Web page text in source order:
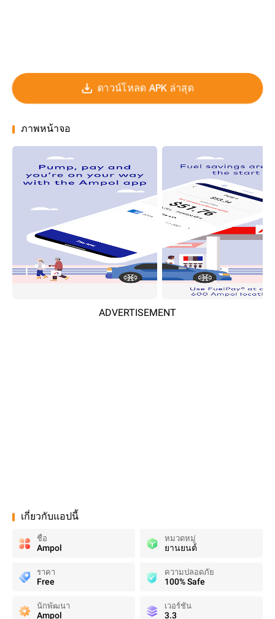
ดาวน์โหลด APK ล่าสุด
ภาพหน้าจอ
ADVERTISEMENT
เกี่ยวกับแอปนี้
ชื่อ
Ampol
หมวดหมู่
ยานยนต์
ราคา
Free
ความปลอดภัย
100% Safe
นักพัฒนา
Ampol
เวอร์ชัน
3.3